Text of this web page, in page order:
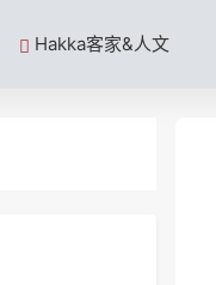
Hakka客家&人文